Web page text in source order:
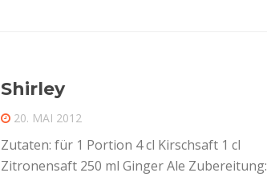
Shirley
20. MAI 2012
Zutaten: für 1 Portion 4 cl Kirschsaft 1 cl
Zitronensaft 250 ml Ginger Ale Zubereitung: